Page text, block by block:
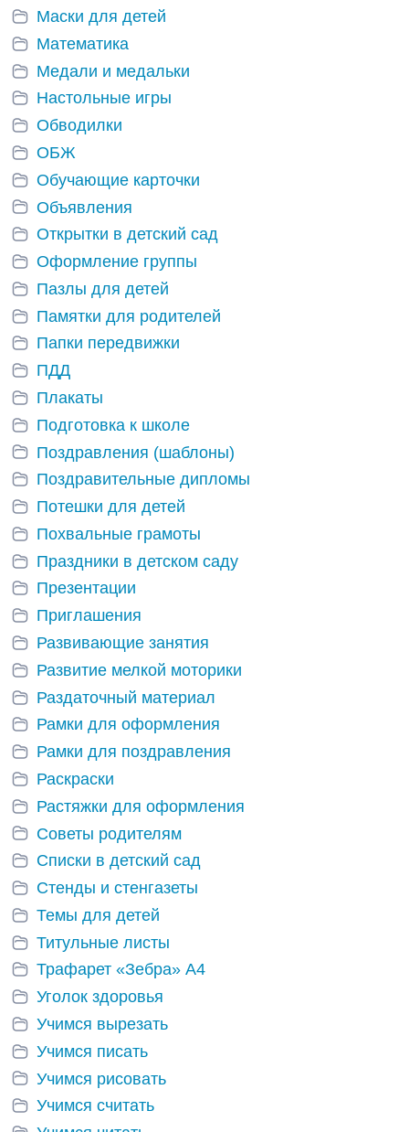
Маски для детей
Математика
Медали и медальки
Настольные игры
Обводилки
ОБЖ
Обучающие карточки
Объявления
Открытки в детский сад
Оформление группы
Пазлы для детей
Памятки для родителей
Папки передвижки
ПДД
Плакаты
Подготовка к школе
Поздравления (шаблоны)
Поздравительные дипломы
Потешки для детей
Похвальные грамоты
Праздники в детском саду
Презентации
Приглашения
Развивающие занятия
Развитие мелкой моторики
Раздаточный материал
Рамки для оформления
Рамки для поздравления
Раскраски
Растяжки для оформления
Советы родителям
Списки в детский сад
Стенды и стенгазеты
Темы для детей
Титульные листы
Трафарет «Зебра» А4
Уголок здоровья
Учимся вырезать
Учимся писать
Учимся рисовать
Учимся считать